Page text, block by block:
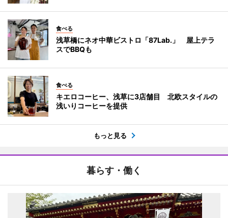
食べる
浅草橋にネオ中華ビストロ「87Lab.」 屋上テラ
スでBBQも
食べる
キエロコーヒー、浅草に3店舗目 北欧スタイルの
浅いりコーヒーを提供
もっと見る
暮らす・働く